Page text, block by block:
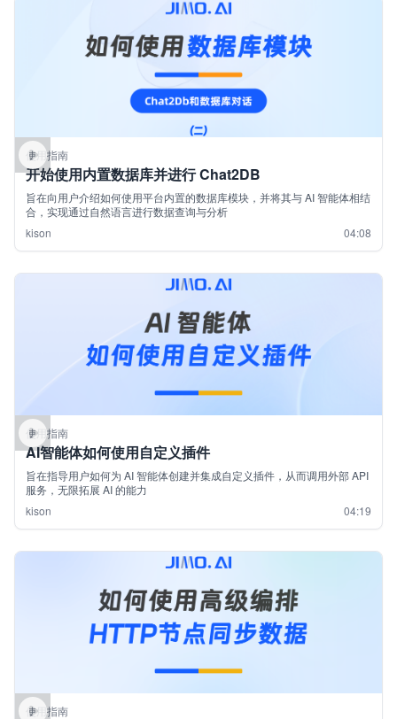
使用指南
开始使用内置数据库并进行 Chat2DB
旨在向用户介绍如何使用平台内置的数据库模块，并将其与 AI 智能体相结
合，实现通过自然语言进行数据查询与分析
kison
04:08
使用指南
AI智能体如何使用自定义插件
旨在指导用户如何为 AI 智能体创建并集成自定义插件，从而调用外部 API
服务，无限拓展 AI 的能力
kison
04:19
使用指南